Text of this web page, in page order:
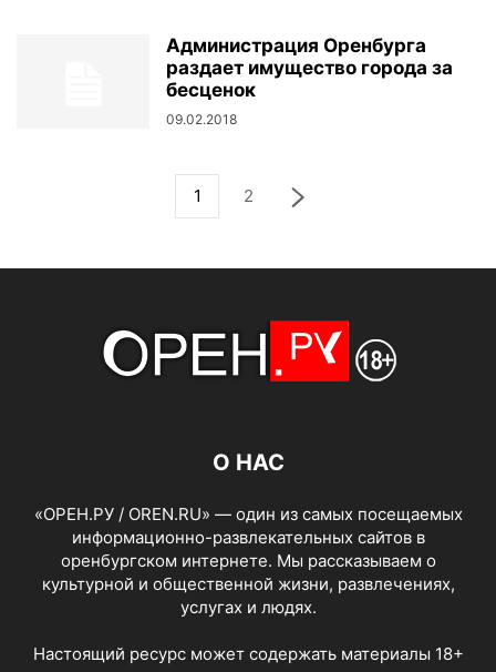
Администрация Оренбурга
раздает имущество города за
бесценок
09.02.2018
1 2
О НАС
«ОРЕН.РУ / OREN.RU» — один из самых посещаемых
информационно-развлекательных сайтов в
оренбургском интернете. Мы рассказываем о
культурной и общественной жизни, развлечениях,
услугах и людях.
Настоящий ресурс может содержать материалы 18+